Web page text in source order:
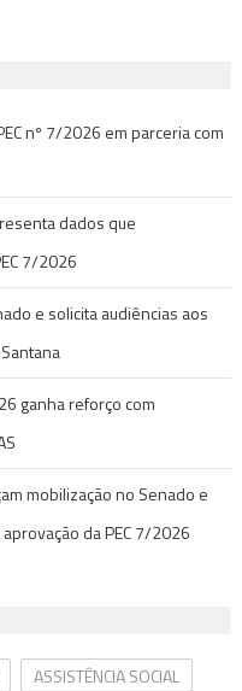
nº 7/2026 em parceria com
dados que
7/2026
e solicita audiências aos
ganha reforço com
mobilização no Senado e
da PEC 7/2026
ASSISTÊNCIA SOCIAL